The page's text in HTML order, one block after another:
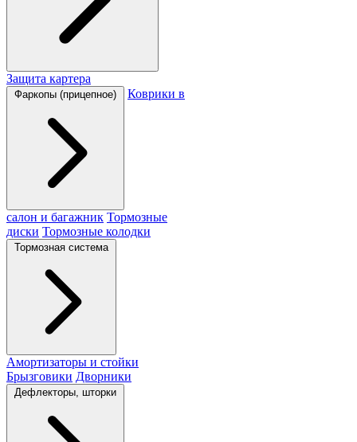
Защита картера
Фаркопы (прицепное) Коврики в
салон и багажник Тормозные
диски Тормозные колодки
Тормозная система
Амортизаторы и стойки
Брызговики Дворники
Дефлекторы, шторки